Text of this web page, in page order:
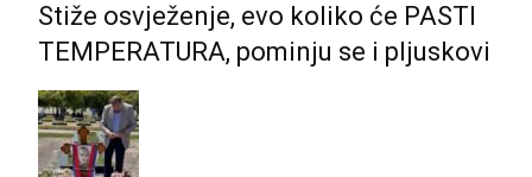
Stiže osvježenje, evo koliko će PASTI
TEMPERATURA, pominju se i pljuskovi